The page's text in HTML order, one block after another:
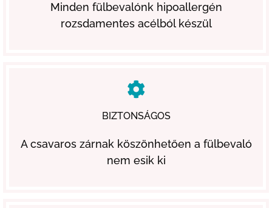
Minden fülbevalónk hipoallergén
rozsdamentes acélból készül
BIZTONSÁGOS
A csavaros zárnak köszönhetően a fülbevaló
nem esik ki